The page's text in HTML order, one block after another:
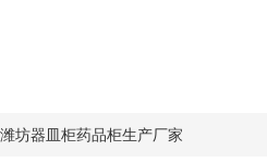
潍坊器皿柜药品柜生产厂家